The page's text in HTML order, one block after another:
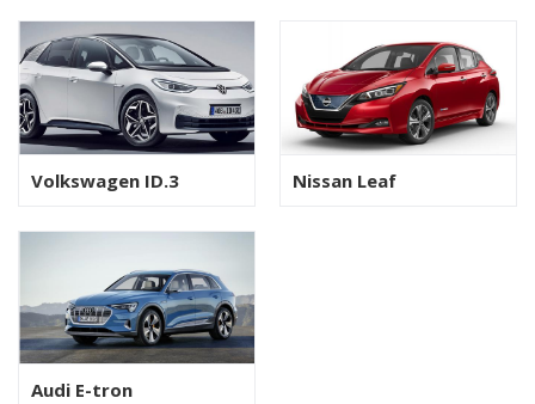
Volkswagen ID.3 Nissan Leaf
Audi E-tron